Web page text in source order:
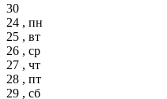
30
24 , пн
25 , вт
26 , ср
27 , чт
28 , пт
29 , сб